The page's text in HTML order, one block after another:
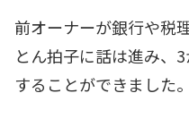
前オーナーが銀行や税
とん拍子に話は進み、
することができました。